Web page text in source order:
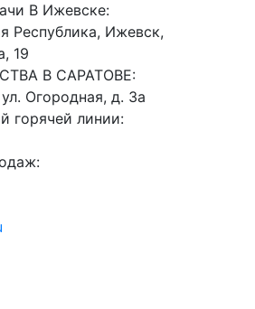
В Ижевске:
Республика, Ижевск,
19
В САРАТОВЕ:
Огородная, д. 3а
горячей линии: